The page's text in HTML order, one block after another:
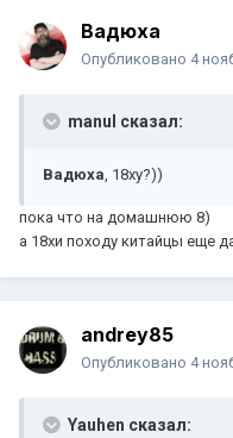
Вадюха
Опубликовано 4
manul сказал:
Вадюха, 18ху?))
пока что на домашнюю 8)
а 18хи походу китайцы еще
andrey85
Опубликовано 4
Yauhen сказал: